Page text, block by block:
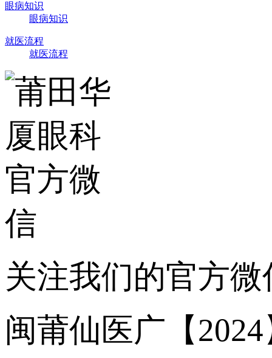
眼病知识
眼病知识
就医流程
就医流程
关注我们的官方微
闽莆仙医广【